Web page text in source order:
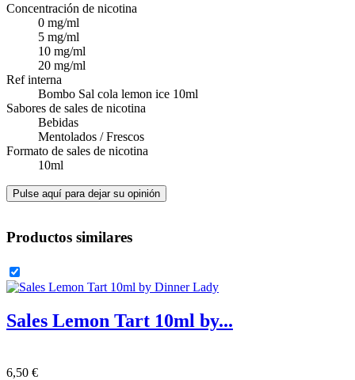
Concentración de nicotina
0 mg/ml
5 mg/ml
10 mg/ml
20 mg/ml
Ref interna
Bombo Sal cola lemon ice 10ml
Sabores de sales de nicotina
Bebidas
Mentolados / Frescos
Formato de sales de nicotina
10ml
Pulse aquí para dejar su opinión
Productos similares
Sales Lemon Tart 10ml by...
6,50 €